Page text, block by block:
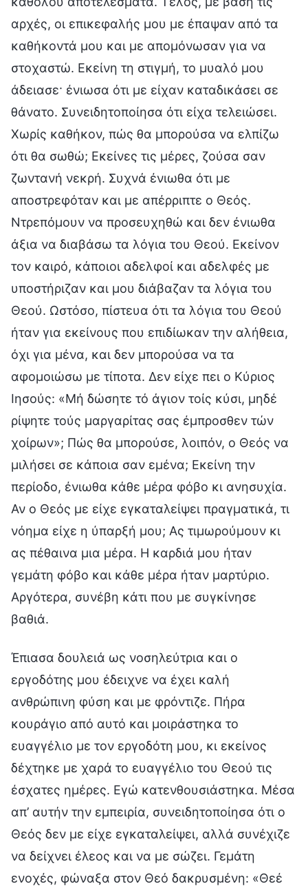
αρχές, οι επικεφαλής μου με έπαψαν από τα
καθήκοντά μου και με απομόνωσαν για να
στοχαστώ. Εκείνη τη στιγμή, το μυαλό μου
άδειασε· ένιωσα ότι με είχαν καταδικάσει σε
θάνατο. Συνειδητοποίησα ότι είχα τελειώσει.
Χωρίς καθήκον, πώς θα μπορούσα να ελπίζω
ότι θα σωθώ; Εκείνες τις μέρες, ζούσα σαν
ζωντανή νεκρή. Συχνά ένιωθα ότι με
αποστρεφόταν και με απέρριπτε ο Θεός.
Ντρεπόμουν να προσευχηθώ και δεν ένιωθα
άξια να διαβάσω τα λόγια του Θεού. Εκείνον
τον καιρό, κάποιοι αδελφοί και αδελφές με
υποστήριζαν και μου διάβαζαν τα λόγια του
Θεού. Ωστόσο, πίστευα ότι τα λόγια του Θεού
ήταν για εκείνους που επιδίωκαν την αλήθεια,
όχι για μένα, και δεν μπορούσα να τα
αφομοιώσω με τίποτα. Δεν είχε πει ο Κύριος
Ιησούς: «Μή δώσητε τό άγιον τοίς κύσι, μηδέ
ρίψητε τούς μαργαρίτας σας έμπροσθεν τών
χοίρων»; Πώς θα μπορούσε, λοιπόν, ο Θεός να
μιλήσει σε κάποια σαν εμένα; Εκείνη την
περίοδο, ένιωθα κάθε μέρα φόβο κι ανησυχία.
Αν ο Θεός με είχε εγκαταλείψει πραγματικά, τι
νόημα είχε η ύπαρξή μου; Ας τιμωρούμουν κι
ας πέθαινα μια μέρα. Η καρδιά μου ήταν
γεμάτη φόβο και κάθε μέρα ήταν μαρτύριο.
Αργότερα, συνέβη κάτι που με συγκίνησε
βαθιά.
Έπιασα δουλειά ως νοσηλεύτρια και ο
εργοδότης μου έδειχνε να έχει καλή
ανθρώπινη φύση και με φρόντιζε. Πήρα
κουράγιο από αυτό και μοιράστηκα το
ευαγγέλιο με τον εργοδότη μου, κι εκείνος
δέχτηκε με χαρά το ευαγγέλιο του Θεού τις
έσχατες ημέρες. Εγώ κατενθουσιάστηκα. Μέσα
απ’ αυτήν την εμπειρία, συνειδητοποίησα ότι ο
Θεός δεν με είχε εγκαταλείψει, αλλά συνέχιζε
να δείχνει έλεος και να με σώζει. Γεμάτη
ενοχές, φώναξα στον Θεό δακρυσμένη: «Θεέ